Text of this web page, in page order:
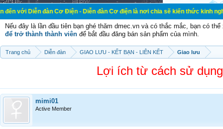
đàn Cơ Điện - Diễn đàn Cơ điện là nơi chia sẽ kiến thức kinh nghiệm
Nếu đây là lần đầu tiên bạn ghé thăm dmec.vn và có thắc mắc, bạn có
để trở thành thành viên để bắt đầu đăng bán sản phẩm của mình.
Trang chủ Diễn đàn GIAO LƯU - KẾT BẠN - LIÊN KẾT Giao lưu
Lợi ích từ cách sử
mimi01
Active Member